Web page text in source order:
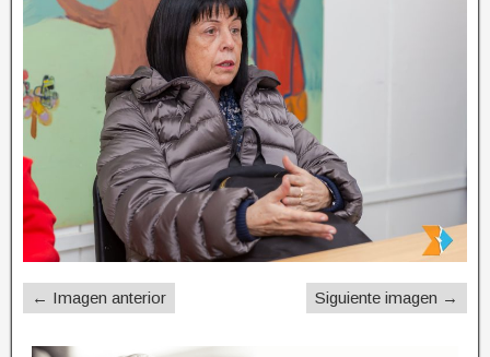
← Imagen anterior Siguiente imagen →